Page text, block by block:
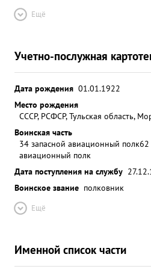
Ещё
Учетно-послужная
Дата рождения 01.01.1922
Место рождения
СССР, РСФСР, Тульская область,
Воинская часть
34 запасной авиационный полк62
авиационный полк
Дата поступления на службу
Воинское звание полковник
Ещё
Именной список части